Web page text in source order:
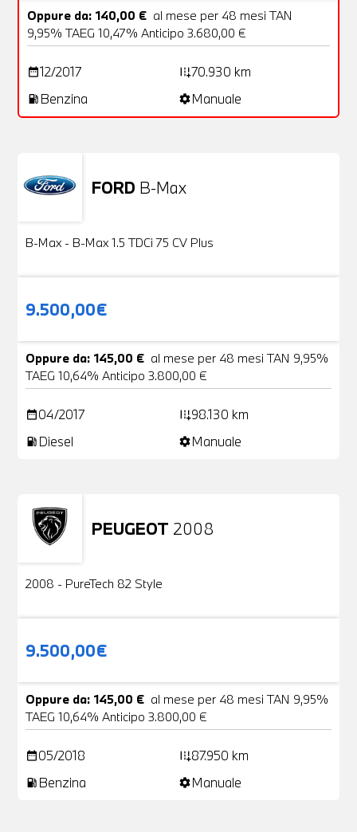
Oppure da: 140,00 € al mese per 48 mesi TAN
9,95% TAEG 10,47% Anticipo 3.680,00 €
date_range12/2017 add_road70.930 km
local_gas_station Benzina settingsManuale
FORD B-Max
B-Max - B-Max 1.5 TDCi 75 CV Plus
9.500,00€
Oppure da: 145,00 € al mese per 48 mesi TAN 9,95%
TAEG 10,64% Anticipo 3.800,00 €
date_range04/2017 add_road98.130 km
local_gas_station Diesel settingsManuale
PEUGEOT 2008
Usato
2008 - PureTech 82 Style
9.500,00€
Oppure da: 145,00 € al mese per 48 mesi TAN 9,95%
TAEG 10,64% Anticipo 3.800,00 €
date_range05/2018 add_road87.950 km
local_gas_station Benzina settingsManuale